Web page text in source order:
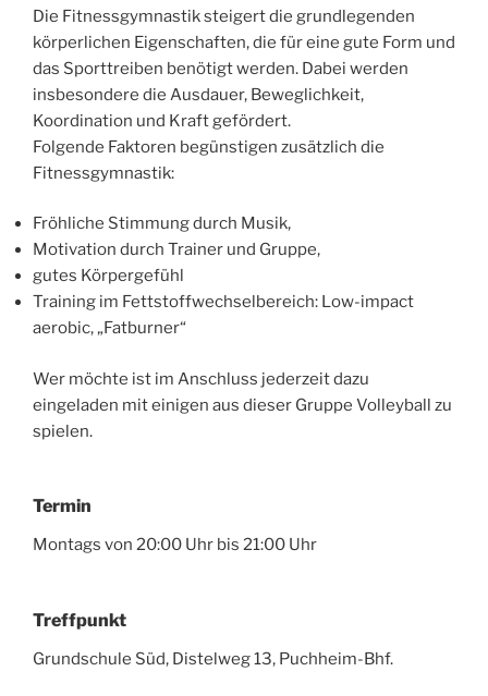
Die Fitnessgymnastik steigert die grundlegenden
körperlichen Eigenschaften, die für eine gute Form und
das Sporttreiben benötigt werden. Dabei werden
insbesondere die Ausdauer, Beweglichkeit,
Koordination und Kraft gefördert.
Folgende Faktoren begünstigen zusätzlich die
Fitnessgymnastik:
Fröhliche Stimmung durch Musik,
Motivation durch Trainer und Gruppe,
gutes Körpergefühl
Training im Fettstoffwechselbereich: Low-impact
aerobic, „Fatburner“
Wer möchte ist im Anschluss jederzeit dazu
eingeladen mit einigen aus dieser Gruppe Volleyball zu
spielen.
Termin
Montags von 20:00 Uhr bis 21:00 Uhr
Treffpunkt
Grundschule Süd, Distelweg 13, Puchheim-Bhf.